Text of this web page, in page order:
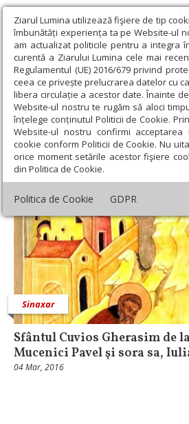
Ziarul Lumina utilizează fişiere de tip
îmbunătăți experiența ta pe Website-ul
am actualizat politicile pentru a integra
curentă a Ziarului Lumina cele mai
Regulamentul (UE) 2016/679 privind
ceea ce privește prelucrarea datelor cu
libera circulație a acestor date. Înainte
Website-ul nostru te rugăm să aloci
înțelege conținutul Politicii de Cookie.
Website-ul nostru confirmi
cookie conform Politicii de Cookie. Nu
orice moment setările acestor fişiere
din Politica de Cookie.
Politica de Cookie GDPR
Ziarul Lumina › 4 martie 2019 - Articole
4 martie 2019 -
Sinaxar
Sfântul Cuvios Gherasim de
Mucenici Pavel şi sora sa,
04 Mar, 2016